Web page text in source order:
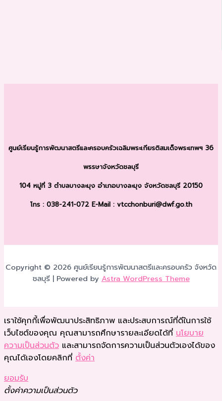
ศูนย์เรียนรู้การพัฒนาสตรีและครอบครัวเฉลิมพระเกียรติสมเด็จพระเทพฯ 36
พรรษาจังหวัดชลบุรี
104 หมู่ที่ 3 ตำบลบางละมุง อำเภอบางละมุง จังหวัดชลบุรี 20150
โทร : 038-241-072 E-Mail : vtcchonburi@dwf.go.th
Copyright © 2026 ศูนย์เรียนรู้การพัฒนาสตรีและครอบครัว จังหวัด
ชลบุรี | Powered byAstra WordPress Theme
เราใช้คุกกี้เพื่อพัฒนาประสิทธิภาพ และประสบการณ์ที่ดีในการใช้
เว็บไซต์ของคุณ คุณสามารถศึกษารายละเอียดได้ที่ นโยบาย
ความเป็นส่วนตัว และสามารถจัดการความเป็นส่วนตัวเองได้ของ
คุณได้เองโดยคลิกที่ ตั้งค่า
ยอมรับ
ตั้งค่าความเป็นส่วนตัว